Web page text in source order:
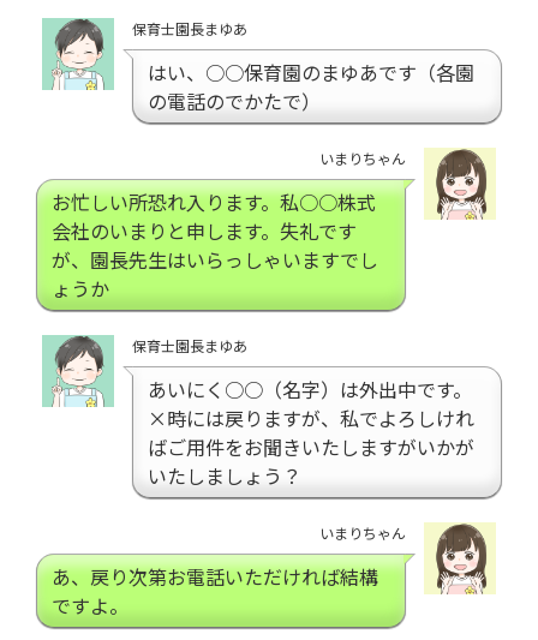
保育士園長まゆあ
はい、○○保育園のまゆあです（各園
の電話のでかたで）
いまりちゃん
お忙しい所恐れ入ります。私○○株式
会社のいまりと申します。失礼です
が、園長先生はいらっしゃいますでし
ょうか
保育士園長まゆあ
あいにく○○（名字）は外出中です。
×時には戻りますが、私でよろしけれ
ばご用件をお聞きいたしますがいかが
いたしましょう？
いまりちゃん
あ、戻り次第お電話いただければ結構
ですよ。